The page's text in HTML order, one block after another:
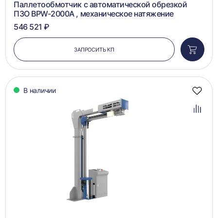
Паллетообмотчик с автоматической обрезкой
ПЗО BPW-2000A , механическое натяжение
546 521 ₽
ЗАПРОСИТЬ КП
в
В наличии